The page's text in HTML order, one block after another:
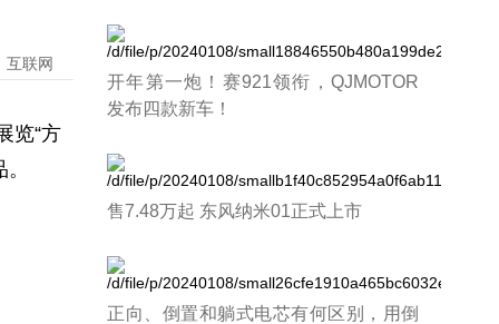
互联网
览“方
开年第一炮！赛921领衔，QJMOTOR
发布四款新车！
售7.48万起 东风纳米01正式上市
正向、倒置和躺式电芯有何区别，用倒